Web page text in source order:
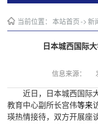
当前位置： 本站首页->新
日本城西国际
信息来源：
近日，日本城西国际
教育中心副所长宫伟等来
瑛热情接待，双方开展座